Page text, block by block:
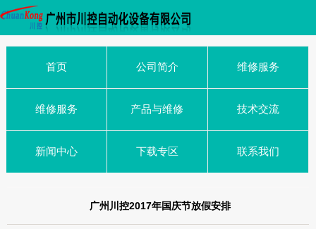
首页 公司简介 维修服务
维修服务 产品与维修 技术交流
新闻中心 下载专区 联系我们
广州川控2017年国庆节放假安排